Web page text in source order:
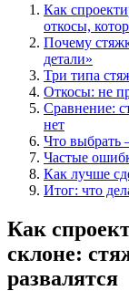
Как
откосы,
Почему
детали»
Три типа
Откосы: не
Сравнение:
нет
Что выбрать
Частые
Как лучше
Итог: что
Как
склоне:
развалятся